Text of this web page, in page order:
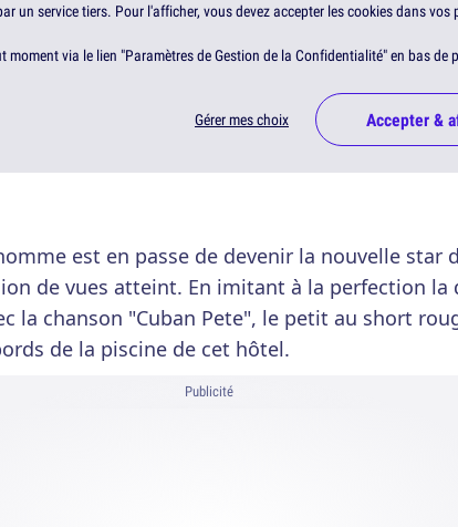
un service tiers. Pour l'afficher, vous devez accepter les cookies dans vos
moment via le lien "Paramètres de Gestion de la Confidentialité" en bas de
Gérer mes choix Accepter &
est en passe de devenir la nouvelle star
de vues atteint. En imitant à la perfection la
la chanson "Cuban Pete", le petit au short
de la piscine de cet hôtel.
Publicité